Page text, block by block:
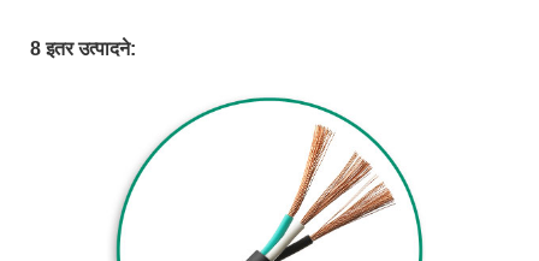
8 इतर उत्पादने: